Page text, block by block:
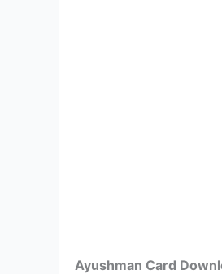
Ayushman Card